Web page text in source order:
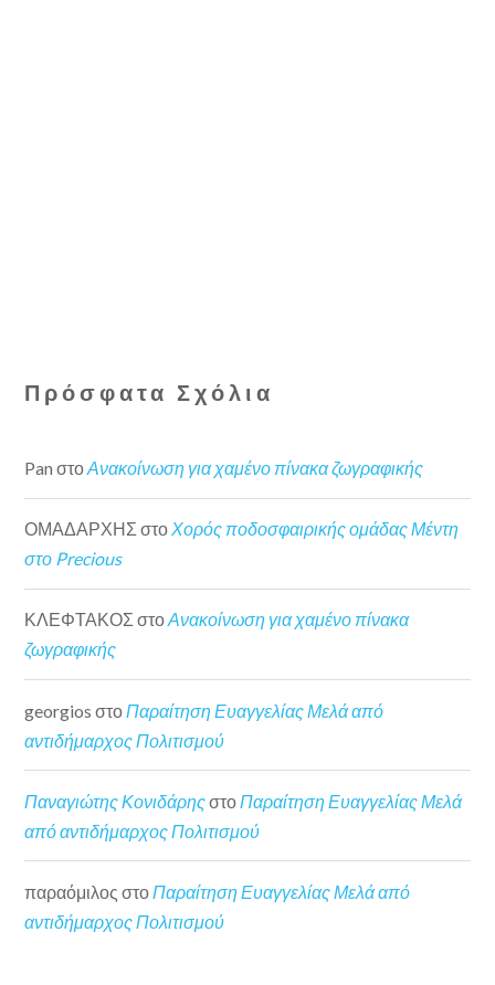
Πρόσφατα Σχόλια
Pan στοΑνακοίνωση για χαμένο πίνακα ζωγραφικής
ΟΜΑΔΑΡΧΗΣ στοΧορός ποδοσφαιρικής ομάδας Μέντη
στο Precious
ΚΛΕΦΤΑΚΟΣ στοΑνακοίνωση για χαμένο πίνακα
ζωγραφικής
georgios στο Παραίτηση Ευαγγελίας Μελά από
αντιδήμαρχος Πολιτισμού
Παναγιώτης Κονιδάρηςστο Παραίτηση Ευαγγελίας Μελά
από αντιδήμαρχος Πολιτισμού
παραόμιλος στοΠαραίτηση Ευαγγελίας Μελά από
αντιδήμαρχος Πολιτισμού